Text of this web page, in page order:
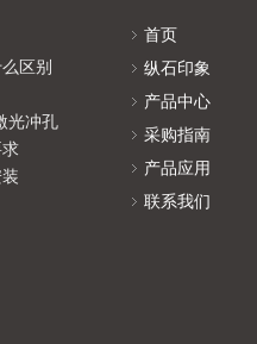
区别
光冲孔
首页
纵石印象
产品中心
采购指南
产品应用
联系我们